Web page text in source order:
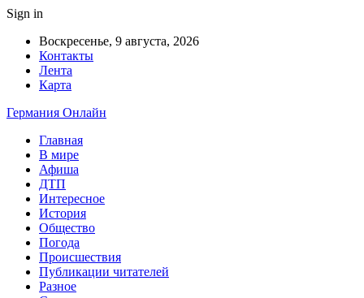
Sign in
Воскресенье, 9 августа, 2026
Контакты
Лента
Карта
Германия Онлайн
Главная
В мире
Афиша
ДТП
Интересное
История
Общество
Погода
Происшествия
Публикации читателей
Разное